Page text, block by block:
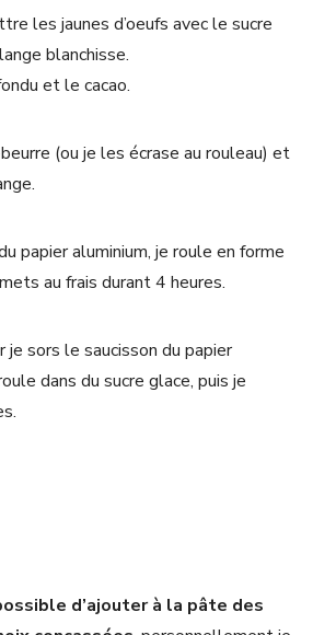
les jaunes d’oeufs avec le sucre
blanchisse.
et le cacao.
(ou je les écrase au rouleau) et
papier aluminium, je roule en forme
au frais durant 4 heures.
sors le saucisson du papier
dans du sucre glace, puis je
d’ajouter à la pâte des